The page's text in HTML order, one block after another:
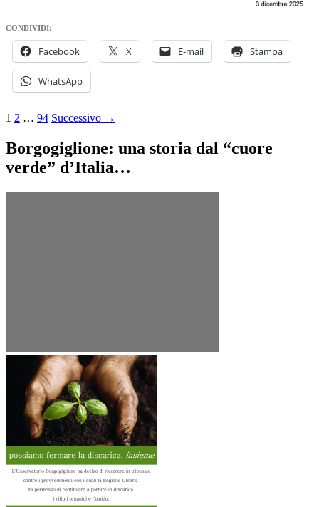
CONDIVIDI:
Facebook X E-mail Stampa
WhatsApp
Navigazione
articoli
1 2 … 94 Successivo →
Borgogiglione: una storia dal “cuore
verde” d’Italia…